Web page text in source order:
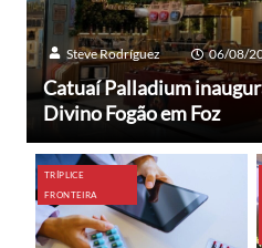
Steve Rodríguez 06/08/
Catuaí Palladium
Divino Fogão em Foz
TRÍPLICE
FRONTEIRA